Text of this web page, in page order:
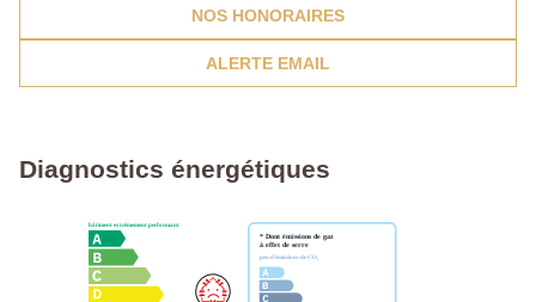
NOS HONORAIRES
ALERTE EMAIL
Diagnostics énergétiques